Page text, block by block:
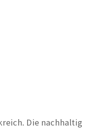
Die nachhaltig